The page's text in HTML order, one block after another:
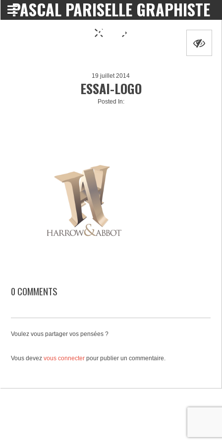
PASCAL PARISELLE GRAPHISTE
DESIGNER
19 juillet 2014
ESSAI-LOGO
Posted In:
0 COMMENTS
Voulez vous partager vos pensées ?
Vous devezvous connecter pour publier un commentaire.